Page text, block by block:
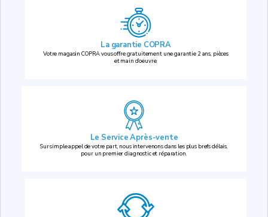
La garantie COPRA
Votre magasin COPRA vous offre gratuitement une garantie 2 ans, pièces
et main d’oeuvre.
Le Service Après-vente
Sur simple appel de votre part, nous intervenons dans les plus brefs délais,
pour un premier diagnostic et réparation.